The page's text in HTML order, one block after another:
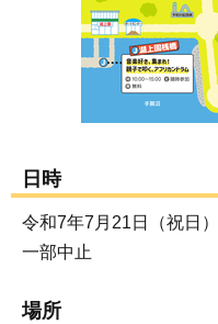
日時
令和7年7月21日（祝日
一部中止
場所